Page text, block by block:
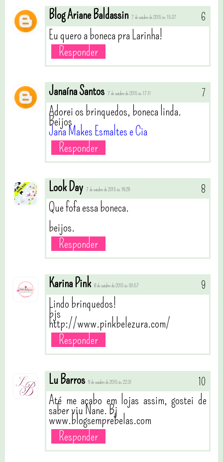
Blog Ariane Baldassin 7 de outubro de 2015 às 15:37
Eu quero a boneca pra Larinha!
Responder
Janaína Santos 7 de outubro de 2015 às 17:11
Adorei os brinquedos, boneca linda.
Beijos
Jana Makes Esmaltes e Cia
Responder
Look Day 7 de outubro de 2015 às 19:29
Que fofa essa boneca.
beijos.
Responder
Karina Pink 8 de outubro de 2015 às 00:57
Lindo brinquedos!
bjs
http://www.pinkbelezura.com/
Responder
Lu Barros 9 de outubro de 2015 às 22:31
Até me acabo em lojas assim, gostei de
saber viu Nane. Bj
www.blogsemprebelas.com
Responder